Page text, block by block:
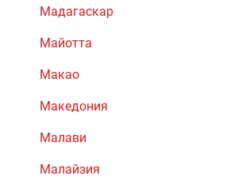
Мадагаскар
Майотта
Макао
Македония
Малави
Малайзия